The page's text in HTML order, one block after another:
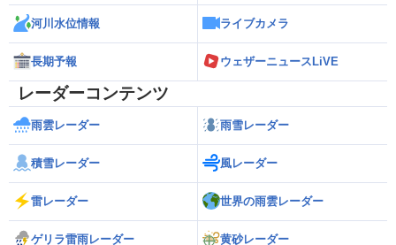
河川水位情報 ライブカメラ
長期予報 ウェザーニュースLiVE
レーダーコンテンツ
雨雲レーダー 雨雪レーダー
積雪レーダー 風レーダー
雷レーダー 世界の雨雲レーダー
ゲリラ雷雨レーダー 黄砂レーダー